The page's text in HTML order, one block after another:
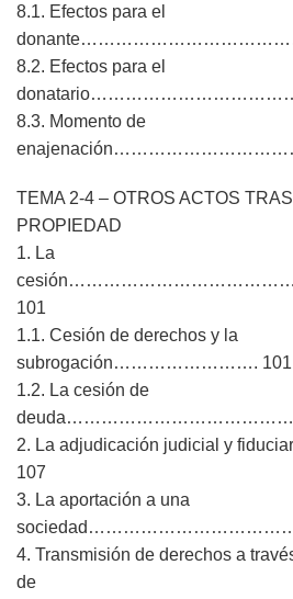
8.1. Efectos para el
8.2. Efectos para el
8.3. Momento de
TEMA 2-4 – OTROS ACTOS
PROPIEDAD
1. La
101
1.1. Cesión de derechos y la
subrogación……………………. 101
1.2. La cesión de
2. La adjudicación judicial y
107
3. La aportación a una
sociedad……………………………….
4. Transmisión de derechos a
de